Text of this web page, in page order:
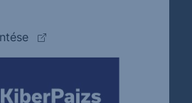
(külső oldalra ugrik)